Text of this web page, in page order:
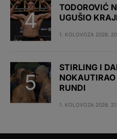
TODOROVIĆ
UGUŠIO
1. KOLOVOZA 2026.
STIRLING I
RUNDI
1. KOLOVOZA 2026.